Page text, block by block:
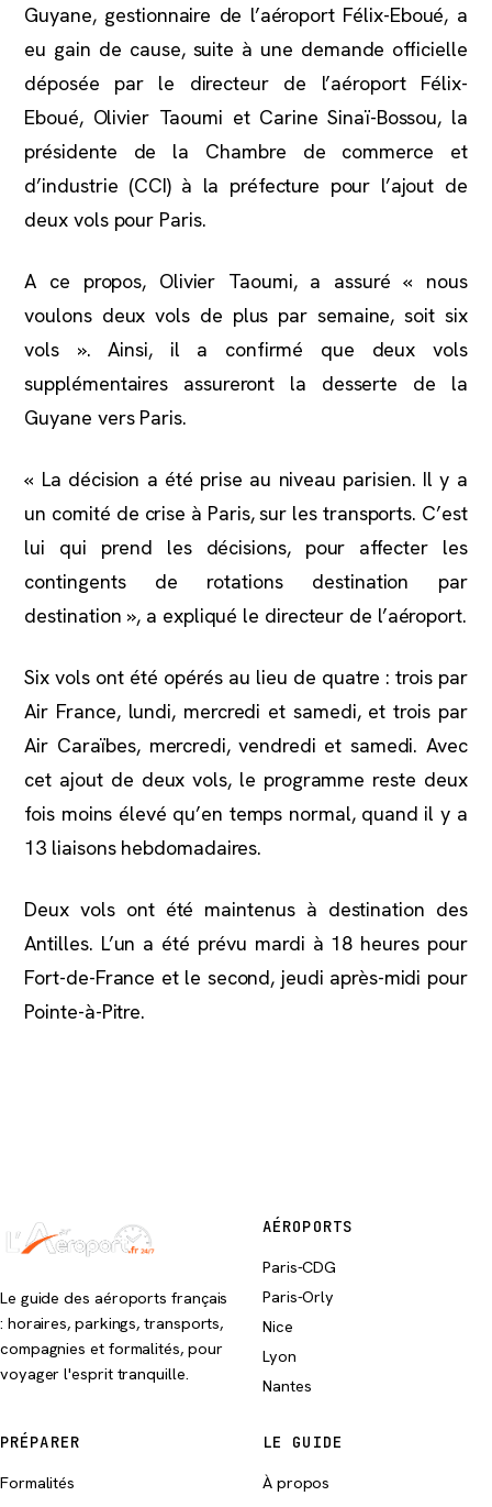
Guyane, gestionnaire de l’aéroport Félix-Eboué, a
eu gain de cause, suite à une demande officielle
déposée par le directeur de l’aéroport Félix-
Eboué, Olivier Taoumi et Carine Sinaï-Bossou, la
présidente de la Chambre de commerce et
d’industrie (CCI) à la préfecture pour l’ajout de
deux vols pour Paris.
A ce propos, Olivier Taoumi, a assuré « nous
voulons deux vols de plus par semaine, soit six
vols ». Ainsi, il a confirmé que deux vols
supplémentaires assureront la desserte de la
Guyane vers Paris.
« La décision a été prise au niveau parisien. Il y a
un comité de crise à Paris, sur les transports. C’est
lui qui prend les décisions, pour affecter les
contingents de rotations destination par
destination », a expliqué le directeur de l’aéroport.
Six vols ont été opérés au lieu de quatre : trois par
Air France, lundi, mercredi et samedi, et trois par
Air Caraïbes, mercredi, vendredi et samedi. Avec
cet ajout de deux vols, le programme reste deux
fois moins élevé qu’en temps normal, quand il y a
13 liaisons hebdomadaires.
Deux vols ont été maintenus à destination des
Antilles. L’un a été prévu mardi à 18 heures pour
Fort-de-France et le second, jeudi après-midi pour
Pointe-à-Pitre.
Le guide des aéroports français
: horaires, parkings, transports,
compagnies et formalités, pour
voyager l'esprit tranquille.
AÉROPORTS
Paris-CDG
Paris-Orly
Nice
Lyon
Nantes
PRÉPARER
Formalités
LE GUIDE
À propos